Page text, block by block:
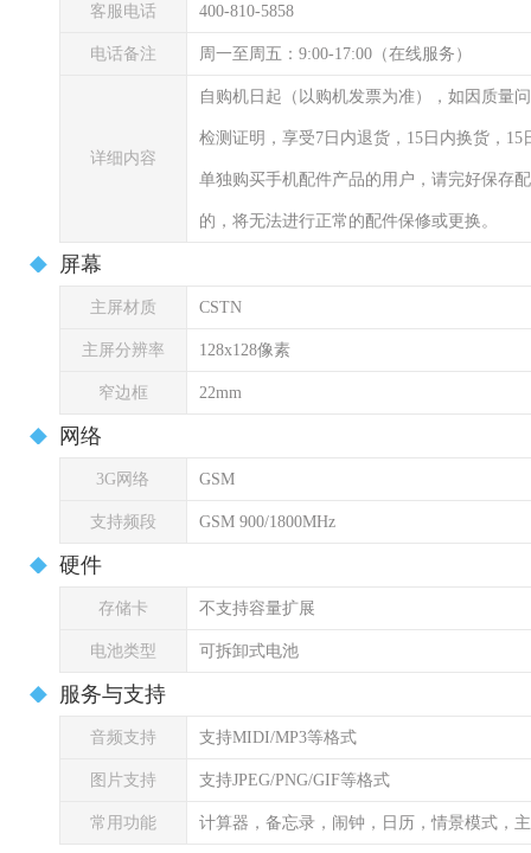
客服电话 400-810-5858
电话备注 周一至周五：9:00-17:00（在线服务）
详细内容
自购机日起（以购机发票为准），如因质量
检测证明，享受7日内退货，15日内换货，
单独购买手机配件产品的用户，请完好保存
的，将无法进行正常的配件保修或更换。
屏幕
主屏材质 CSTN
主屏分辨率 128x128像素
窄边框 22mm
网络
3G网络 GSM
支持频段 GSM 900/1800MHz
硬件
存储卡 不支持容量扩展
电池类型 可拆卸式电池
服务与支持
音频支持 支持MIDI/MP3等格式
图片支持 支持JPEG/PNG/GIF等格式
常用功能 计算器，备忘录，闹钟，日历，情景模式，